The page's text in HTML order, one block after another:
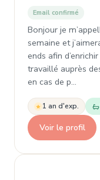
Email confirmé
Bonjour je
semaine et
ends afin
travaillé auprès
en cas de p…
1 an d'exp.
Voir le profil